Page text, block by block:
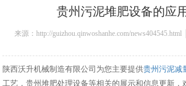
贵州污泥堆肥设备的应
来源：http://guizhou.qinwoshanhe.com/
陕西沃升机械制造有限公司为您主要提供贵州污泥减
工艺，贵州堆肥处理设备等相关的展示和信息更新，